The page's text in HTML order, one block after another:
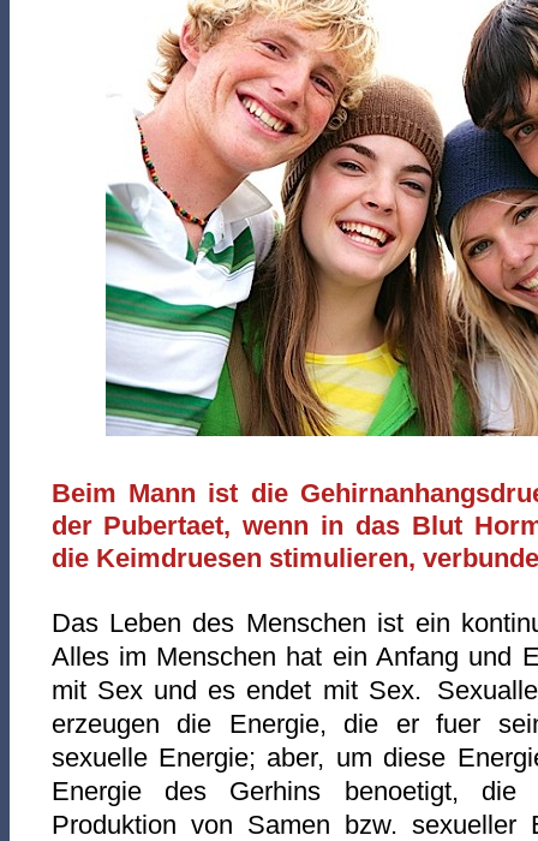
Beim Mann ist die
der Pubertaet, wenn in das Blut
die Keimdruesen stimulieren,
Das Leben des Menschen ist ein
Alles im Menschen hat ein Anfang und
mit Sex und es endet mit Sex.
erzeugen die Energie, die er fuer
sexuelle Energie; aber, um diese
Energie des Gerhins benoetigt,
Produktion von Samen bzw. sexueller